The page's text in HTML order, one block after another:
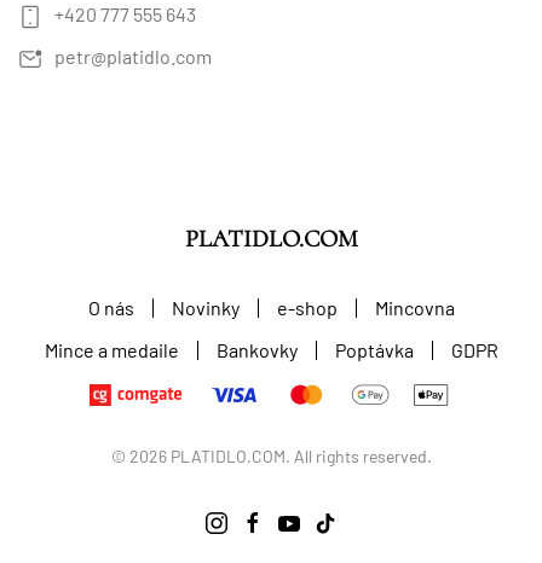
+420 777 555 643
petr@platidlo.com
PLATIDLO.COM
O nás Novinky e-shop
Mincovna
Mince a medaile
Bankovky Poptávka GDPR
© 2026PLATIDLO.COM. All rights reserved.